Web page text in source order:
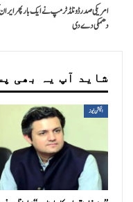
امریکی صدر ڈونلڈ ٹرمپ نے ایک بار پھر
دھمکی دے دی
شاید آپ یہ بھی
الیکشن نیوز